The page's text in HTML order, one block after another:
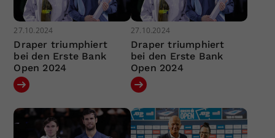
27.10.2024
Draper triumphiert
bei den Erste Bank
Open 2024
27.10.2024
Draper triumphiert
bei den Erste Bank
Open 2024